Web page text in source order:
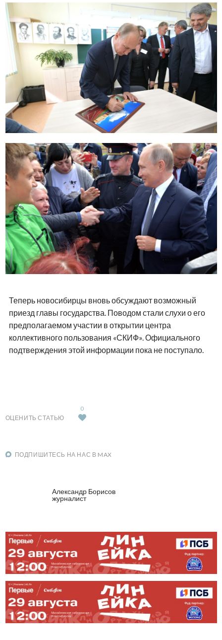
Теперь новосибирцы вновь обсуждают возможный
приезд главы государства. Поводом стали слухи о его
предполагаемом участии в открытии центра
коллективного пользования «СКИФ». Официального
подтверждения этой информации пока не поступало.
ОЦЕНИТЬ СТАТЬЮ
0
ПОДПИШИТЕСЬ НА НАС В MAX
Александр Борисов
журналист